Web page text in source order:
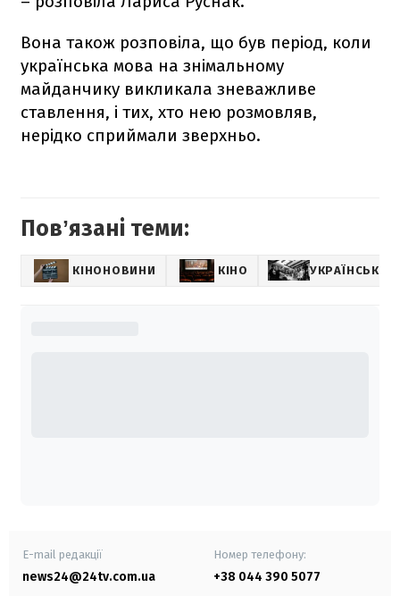
Вона також розповіла, що був період, коли
українська мова на знімальному
майданчику викликала зневажливе
ставлення, і тих, хто нею розмовляв,
нерідко сприймали зверхньо.
Повʼязані теми:
КІНОНОВИНИ КІНО УКРАЇНСЬКІ
E-mail редакції
news24@24tv.com.ua
Номер телефону:
+38 044 390 5077